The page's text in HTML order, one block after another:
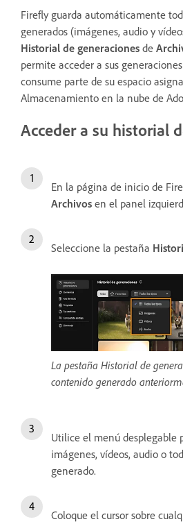
Firefly guarda automáticamente
generados (imágenes, audio y
Historial de generaciones de
permite acceder a sus
consume parte de su espacio
Almacenamiento en la nube de
Acceder a su historial
En la página de inicio de
Archivos en el panel
Seleccione la pestaña
La pestaña Historial de
contenido generado
Utilice el menú desplegable
imágenes, vídeos, audio o
generado.
Coloque el cursor sobre